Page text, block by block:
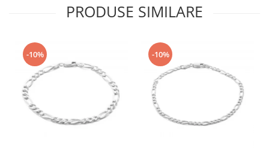
PRODUSE SIMILARE
-10% -10%